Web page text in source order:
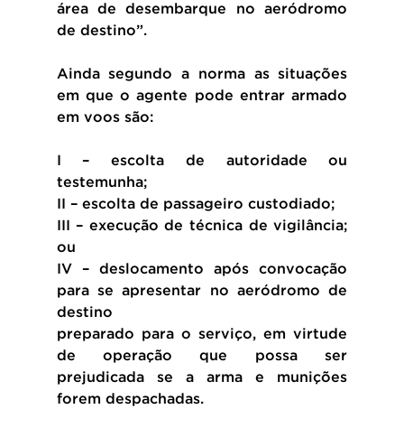
área de desembarque no aeródromo
de destino”.
Ainda segundo a norma as situações
em que o agente pode entrar armado
em voos são:
I – escolta de autoridade ou
testemunha;
II – escolta de passageiro custodiado;
III – execução de técnica de vigilância;
ou
IV – deslocamento após convocação
para se apresentar no aeródromo de
destino
preparado para o serviço, em virtude
de operação que possa ser
prejudicada se a arma e munições
forem despachadas.